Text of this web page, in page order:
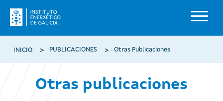
Ruta de navegación
INICIO PUBLICACIONES Otras Publicaciones
Otras publicaciones